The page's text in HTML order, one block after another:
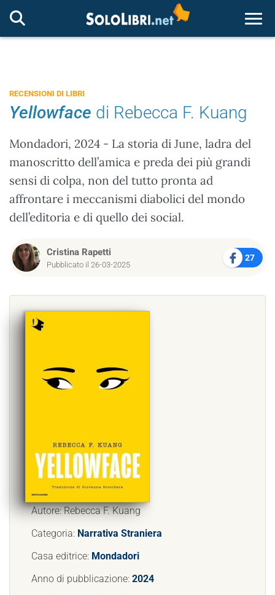
RECENSIONI DI LIBRI
Yellowface di Rebecca F. Kuang
Mondadori, 2024 - La storia di June, ladra del
manoscritto dell’amica e preda dei più grandi
sensi di colpa, non del tutto pronta ad
affrontare i meccanismi diabolici del mondo
dell’editoria e di quello dei social.
Cristina Rapetti
Pubblicato il 26-03-2025
27
Autore: Rebecca F. Kuang
Categoria: Narrativa Straniera
Casa editrice: Mondadori
Anno di pubblicazione: 2024